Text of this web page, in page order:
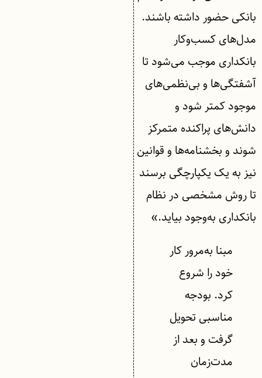
بانکی حضور داشته باشند.
مدل‌های کسب‌و‌کار
بانکداری موجب می‌شود تا
آشفتگی‌ها و بی‌نظمی‌های
موجود کمتر شود و
دانش‌های پراکنده متمرکز
شوند و بخشنامه‌ها و قوانین
نیز به یک یکپارچگی برسند
تا روش مشخصی در نظام
بانکداری به‌وجود بیاید.»
مبنا به‌مرور کار
خود را شروع
کرد. بودجه
مناسبی تحویل
گرفت و بعد از
مدت‌زمان